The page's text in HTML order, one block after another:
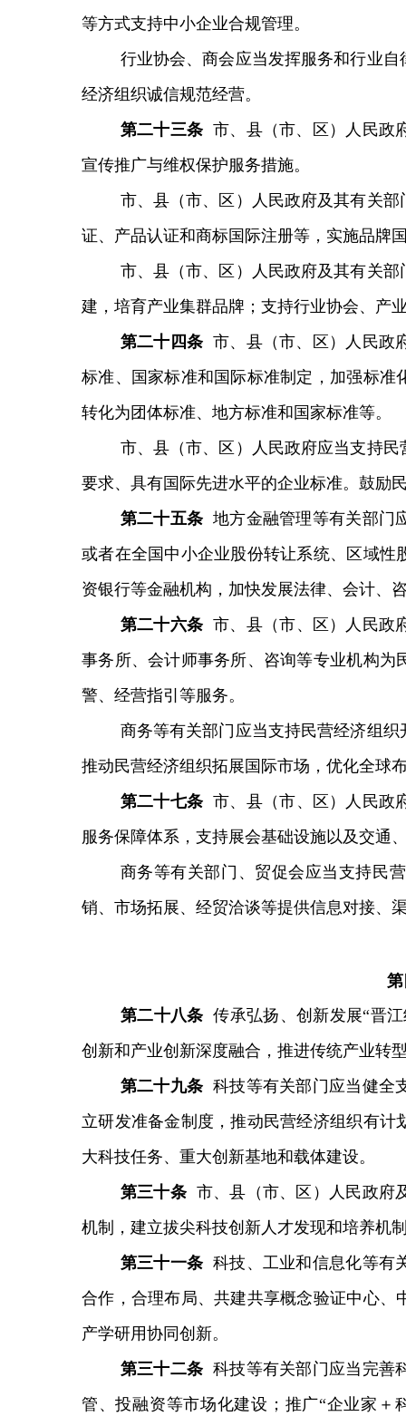
等方式支持中小企业合规管理。
行业协会、商会应当发挥服务和行业
经济组织诚信规范经营。
第二十三条 市、县（市、区）人民政
宣传推广与维权保护服务措施。
市、县（市、区）人民政府及其有关
证、产品认证和商标国际注册等，实施品牌
市、县（市、区）人民政府及其有关部
建，培育产业集群品牌；支持行业协会、产
第二十四条 市、县（市、区）人民政
标准、国家标准和国际标准制定，加强标
转化为团体标准、地方标准和国家标准等。
市、县（市、区）人民政府应当支持民
要求、具有国际先进水平的企业标准。鼓励
第二十五条 地方金融管理等有关部门
或者在全国中小企业股份转让系统、区域性
资银行等金融机构，加快发展法律、会计、
第二十六条 市、县（市、区）人民政
事务所、会计师事务所、咨询等专业机构
警、经营指引等服务。
商务等有关部门应当支持民营经济组
推动民营经济组织拓展国际市场，优化全球
第二十七条 市、县（市、区）人民政
服务保障体系，支持展会基础设施以及交通
商务等有关部门、贸促会应当支持民
销、市场拓展、经贸洽谈等提供信息对接、
第二十八条 传承弘扬、创新发展“晋
创新和产业创新深度融合，推进传统产业转
第二十九条 科技等有关部门应当健全
立研发准备金制度，推动民营经济组织有
大科技任务、重大创新基地和载体建设。
第三十条 市、县（市、区）人民政府
机制，建立拔尖科技创新人才发现和培养机
第三十一条 科技、工业和信息化等有
合作，合理布局、共建共享概念验证中心
产学研用协同创新。
第三十二条 科技等有关部门应当完善
管、投融资等市场化建设；推广“企业家＋